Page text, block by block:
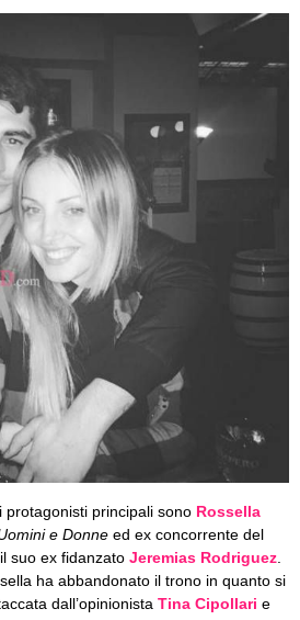
principali sono Rossella
e Donne ed ex concorrente del
suo ex fidanzato Jeremias Rodriguez
ha abbandonato il trono in quanto si
dall’opinionista Tina Cipollari e